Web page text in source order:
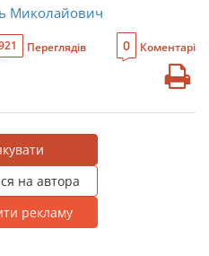
Миколайович
Переглядів 0 Коментарі
на автора
рекламу